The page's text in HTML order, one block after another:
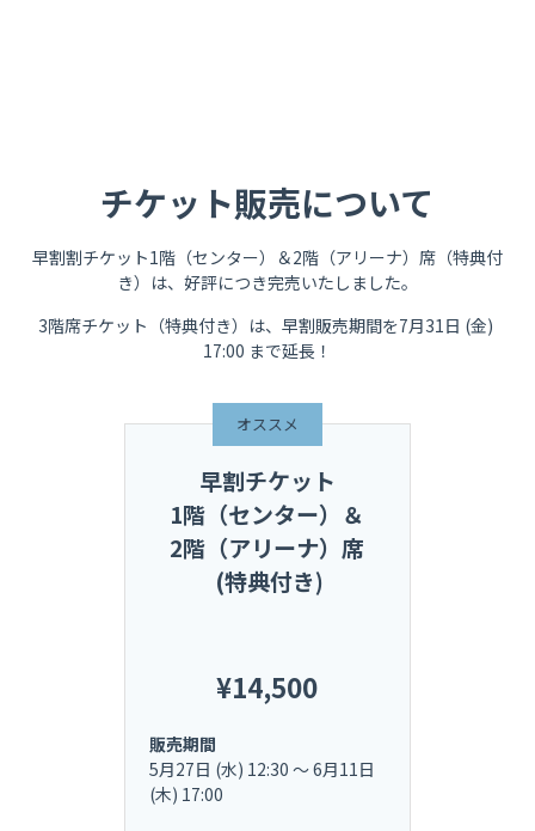
チケット販売について
早割割チケット1階（センター）＆2階（アリーナ）席（特典付
き）は、好評につき完売いたしました。
3階席チケット（特典付き）は、早割販売期間を7月31日 (金)
17:00 まで延長！
オススメ
早割チケット
1階（センター）＆
2階（アリーナ）席
(特典付き)
¥14,500
販売期間
5月27日 (水) 12:30 〜 6月11日
(木) 17:00